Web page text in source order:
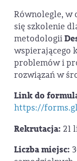
Równolegle, w
się szkolenie
metodologii
wspierającego
problemów i
rozwiązań w
Link do
https://
Rekrutacja: 21
Liczba miejsc: